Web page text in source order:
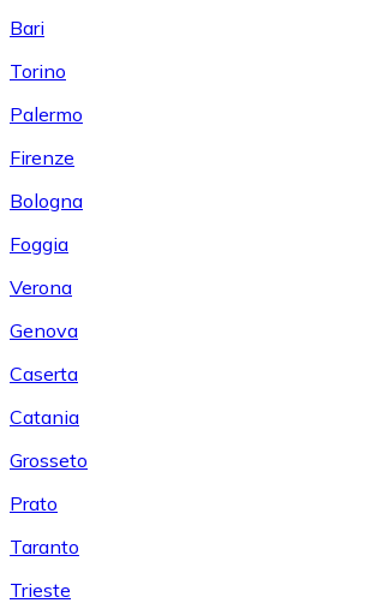
Bari
Torino
Palermo
Firenze
Bologna
Foggia
Verona
Genova
Caserta
Catania
Grosseto
Prato
Taranto
Trieste